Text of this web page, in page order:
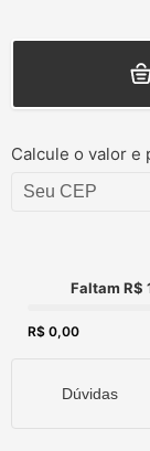
Calcule o valor e
Faltam R$
R$ 0,00
Dúvidas